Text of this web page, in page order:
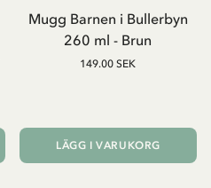
Mugg Barnen i Bullerbyn
260 ml - Brun
149.00 SEK
LÄGG I VARUKORG